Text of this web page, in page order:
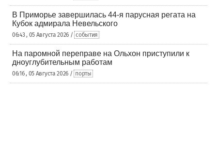
В Приморье завершилась 44-я парусная регата на
Кубок адмирала Невельского
06:43 , 05 Августа 2026 / события
На паромной переправе на Ольхон приступили к
дноуглубительным работам
06:16 , 05 Августа 2026 / порты